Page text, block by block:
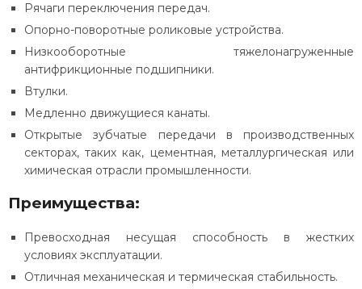
Рячаги переключения передач.
Опорно-поворотные роликовые устройства.
Низкооборотные тяжелонагруженные
антифрикционные подшипники.
Втулки.
Медленно движущиеся канаты.
Открытые зубчатые передачи в производственных
секторах, таких как, цементная, металлургическая или
химическая отрасли промышленности.
Преимущества:
Превосходная несущая способность в жестких
условиях эксплуатации.
Отличная механическая и термическая стабильность.